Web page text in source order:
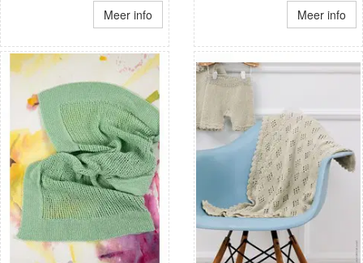
Meer info Meer info